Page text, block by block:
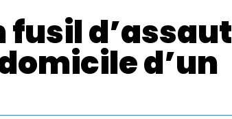
fusil d’assaut
d’un